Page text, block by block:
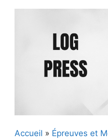
Accueil » Épreuves et